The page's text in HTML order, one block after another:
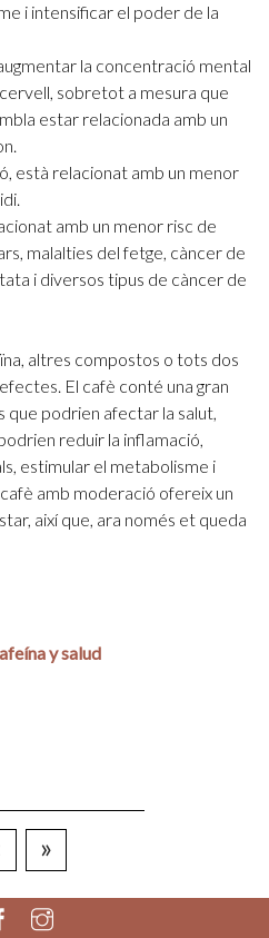
i intensificar el poder de la
la concentració mental
sobretot a mesura que
estar relacionada amb un
està relacionat amb un menor
amb un menor risc de
malalties del fetge, càncer de
i diversos tipus de càncer de
altres compostos o tots dos
El cafè conté una gran
podrien afectar la salut,
reduir la inflamació,
estimular el metabolisme i
cafè amb moderació ofereix un
així que, ara només et queda
y salud
»